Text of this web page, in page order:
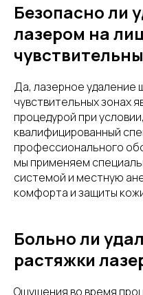
Безопасно ли
лазером на
Да, лазерное удаление
чувствительных зонах
процедурой при
квалифицированный
профессионального
мы применяем
системой и местную
комфорта и защиты
Больно ли
растяжки
Ощущения во время